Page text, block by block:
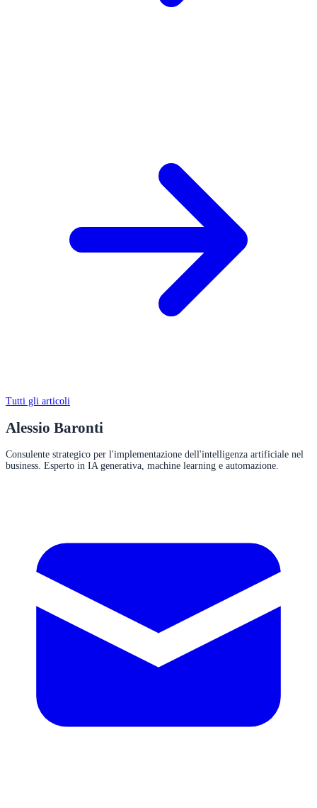
Tutti gli articoli
Alessio Baronti
Consulente strategico per l'implementazione dell'intelligenza artificiale nel
business. Esperto in IA generativa, machine learning e automazione.